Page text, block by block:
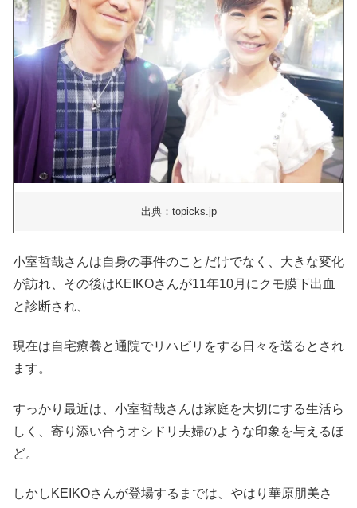
出典：topicks.jp
小室哲哉さんは自身の事件のことだけでなく、大きな変化
が訪れ、その後はKEIKOさんが11年10月にクモ膜下出血
と診断され、
現在は自宅療養と通院でリハビリをする日々を送るとされ
ます。
すっかり最近は、小室哲哉さんは家庭を大切にする生活ら
しく、寄り添い合うオシドリ夫婦のような印象を与えるほ
ど。
しかしKEIKOさんが登場するまでは、やはり華原朋美さ